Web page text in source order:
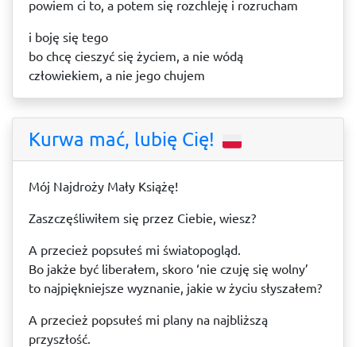
powiem ci to, a potem się rozchleję i rozrucham
i boję się tego
bo chcę cieszyć się życiem, a nie wódą
człowiekiem, a nie jego chujem
Kurwa mać, lubię Cię!
Mój Najdroży Mały Książę!
Zaszczęśliwiłem się przez Ciebie, wiesz?
A przecież popsułeś mi światopogląd.
Bo jakże być liberałem, skoro ‘nie czuję się wolny’
to najpiękniejsze wyznanie, jakie w życiu słyszałem?
A przecież popsułeś mi plany na najbliższą
przyszłość.